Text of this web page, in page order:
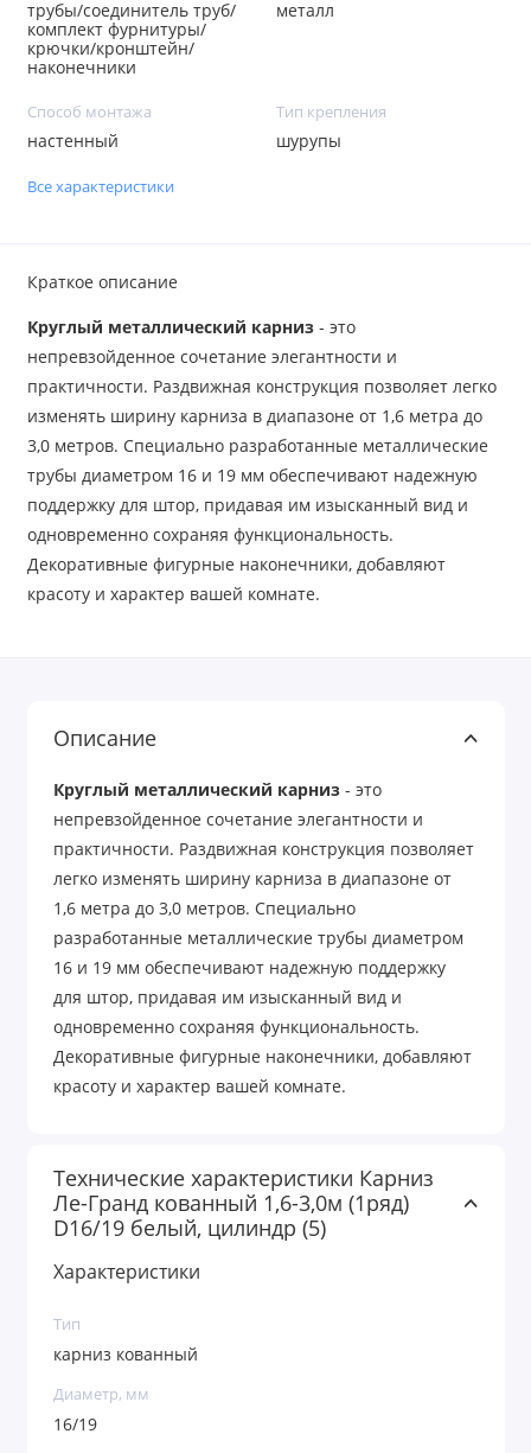
трубы/соединитель труб/
комплект фурнитуры/
крючки/кронштейн/
наконечники
металл
Способ монтажа
настенный
Тип крепления
шурупы
Все характеристики
Краткое описание
Круглый металлический карниз- это
непревзойденное сочетание элегантности и
практичности. Раздвижная конструкция позволяет легко
изменять ширину карниза в диапазоне от 1,6 метра до
3,0 метров. Специально разработанные металлические
трубы диаметром 16 и 19 мм обеспечивают надежную
поддержку для штор, придавая им изысканный вид и
одновременно сохраняя функциональность.
Декоративные фигурные наконечники, добавляют
красоту и характер вашей комнате.
Описание
Круглый металлический карниз - это
непревзойденное сочетание элегантности и
практичности. Раздвижная конструкция позволяет
легко изменять ширину карниза в диапазоне от
1,6 метра до 3,0 метров. Специально
разработанные металлические трубы диаметром
16 и 19 мм обеспечивают надежную поддержку
для штор, придавая им изысканный вид и
одновременно сохраняя функциональность.
Декоративные фигурные наконечники, добавляют
красоту и характер вашей комнате.
Технические характеристики Карниз
Ле-Гранд кованный 1,6-3,0м (1ряд)
D16/19 белый, цилиндр (5)
Характеристики
Тип
карниз кованный
Диаметр, мм
16/19